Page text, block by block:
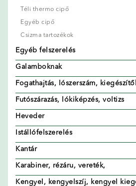
Téli thermo cipő
Egyéb cipő
Csizma tartozékok
Egyéb felszerelés
Galamboknak
Fogathajtás, lószerszám,
Futószárazás, lókiképzés, voltizs
Heveder
Istállófelszerelés
Kantár
Karabiner, rézáru, vereték,
Kengyel, kengyelszíj, kengyel